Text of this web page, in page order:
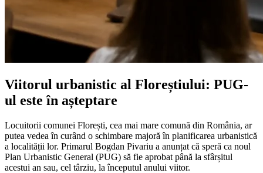
Viitorul urbanistic al Floreștiului: PUG-
ul este în așteptare
Locuitorii comunei Florești, cea mai mare comună din România, ar
putea vedea în curând o schimbare majoră în planificarea urbanistică
a localității lor. Primarul Bogdan Pivariu a anunțat că speră ca noul
Plan Urbanistic General (PUG) să fie aprobat până la sfârșitul
acestui an sau, cel târziu, la începutul anului viitor.